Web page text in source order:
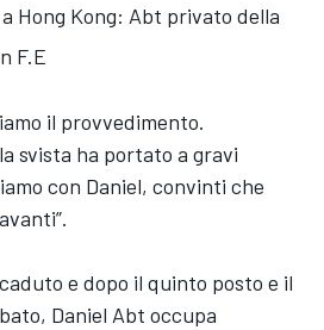
Hong Kong: Abt privato della
F.E
il provvedimento.
svista ha portato a gravi
con Daniel, convinti che
e dopo il quinto posto e il
Daniel Abt occupa